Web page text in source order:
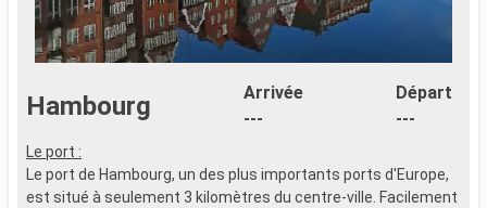
Hambourg
Arrivée
---
Départ
---
Le port :
Le port de Hambourg, un des plus importants ports d'Europe,
est situé à seulement 3 kilomètres du centre-ville. Facilement